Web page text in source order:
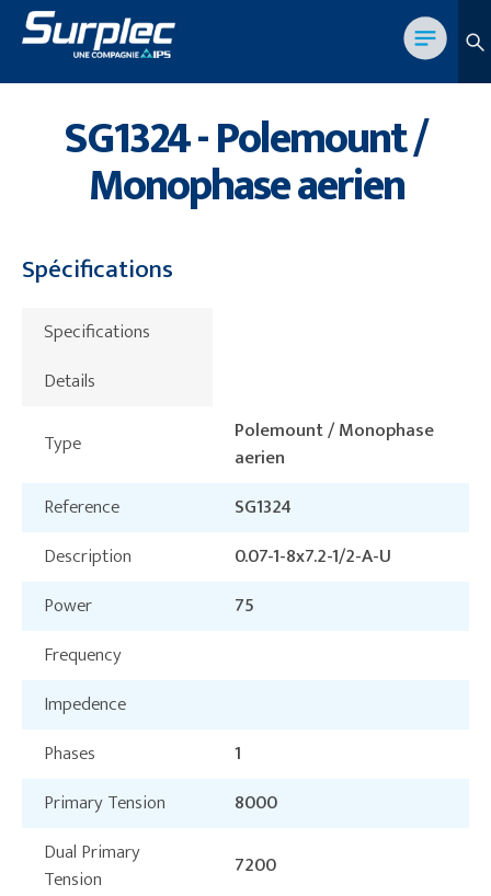
SG1324 - Polemount /
Monophase aerien
Spécifications
Specifications
Details
Type
Polemount / Monophase
aerien
Reference
SG1324
Description
0.07-1-8x7.2-1/2-A-U
Power
75
Frequency
Impedence
Phases
1
Primary Tension
8000
Dual Primary
Tension
7200